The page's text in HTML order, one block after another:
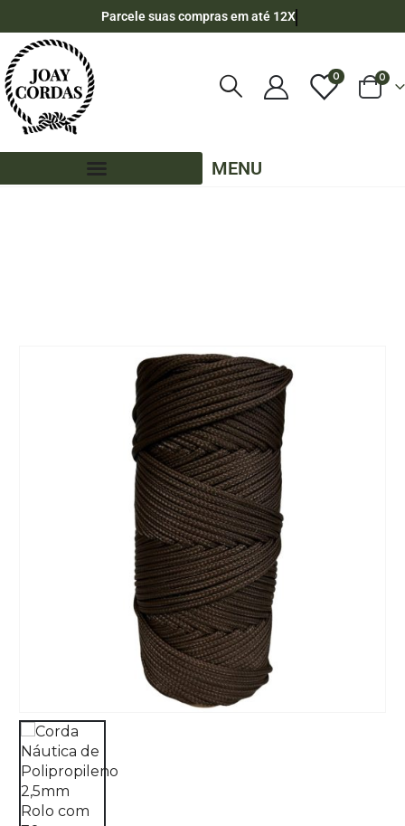
Parcele suas compras em até 12X
0 0
MENU